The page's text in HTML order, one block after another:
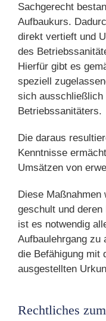
Sachgerecht
Aufbaukurs.
direkt vertieft und
des
Hierfür gibt es
speziell
sich ausschließlich
Betriebssanitäters.
Die daraus
Kenntnisse
Umsätzen von
Diese Maßnahmen
geschult und
ist es notwendig
Aufbaulehrgang zu
die Befähigung mit
ausgestellten
Rechtliches